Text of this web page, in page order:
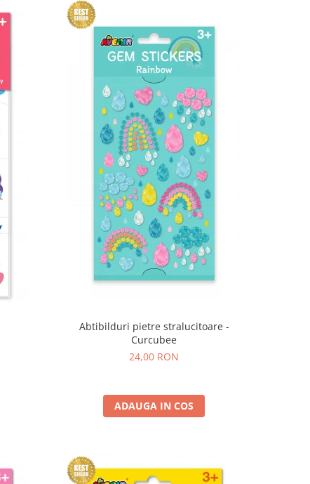
Abtibilduri pietre stralucitoare -
Curcubee
24,00 RON
ADAUGA IN COS